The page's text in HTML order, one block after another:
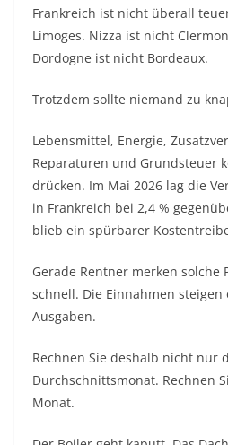
Frankreich ist nicht überall
Limoges. Nizza ist nicht
Dordogne ist nicht Bordeaux.
Trotzdem sollte niemand zu
Lebensmittel, Energie,
Reparaturen und Grundsteuer
drücken. Im Mai 2026 lag die
in Frankreich bei 2,4 %
blieb ein spürbarer
Gerade Rentner merken solche
schnell. Die Einnahmen
Ausgaben.
Rechnen Sie deshalb nicht nur
Durchschnittsmonat. Rechnen
Monat.